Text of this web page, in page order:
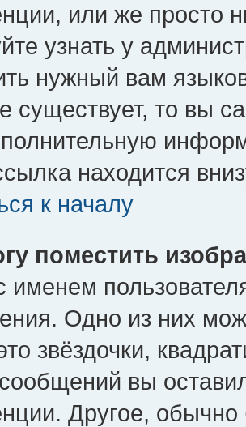
или же просто
узнать у
нужный вам
существует, то вы
находится
к началу
поместить
именем
Одно из них
звёздочки,
вы
Другое,